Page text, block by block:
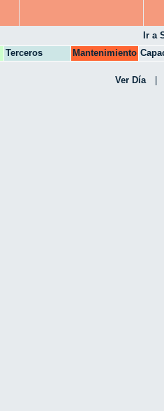
Ir a
Terceros Mantenimiento
CPA
Ver Día